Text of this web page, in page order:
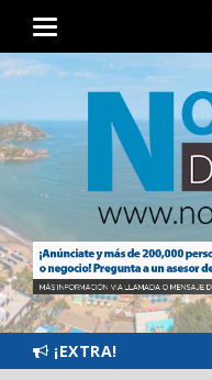
¡EXTRA!